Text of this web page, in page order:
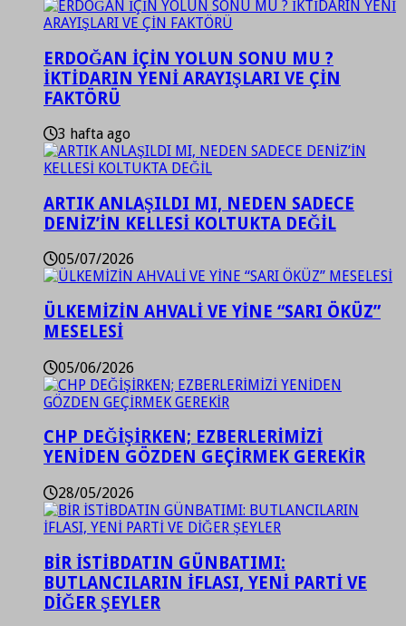
ERDOĞAN İÇİN YOLUN SONU MU ?
İKTİDARIN YENİ ARAYIŞLARI VE ÇİN
FAKTÖRÜ
3 hafta ago
ARTIK ANLAŞILDI MI, NEDEN SADECE
DENİZ’İN KELLESİ KOLTUKTA DEĞİL
05/07/2026
ÜLKEMİZİN AHVALİ VE YİNE “SARI ÖKÜZ”
MESELESİ
05/06/2026
CHP DEĞİŞİRKEN; EZBERLERİMİZİ
YENİDEN GÖZDEN GEÇİRMEK GEREKİR
28/05/2026
BİR İSTİBDATIN GÜNBATIMI:
BUTLANCILARIN İFLASI, YENİ PARTİ VE
DİĞER ŞEYLER